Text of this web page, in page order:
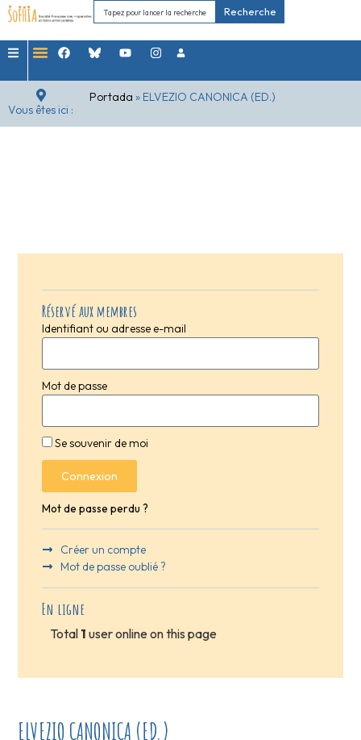
Recherche
Vous êtes ici :
Portada » ELVEZIO CANONICA (ED.)
Réservé aux membres
Identifiant ou adresse e-mail
Mot de passe
Se souvenir de moi
Connexion
Mot de passe perdu ?
Créer un compte
Mot de passe oublié ?
En ligne
Total 1 user online on this page
ELVEZIO CANONICA (ED.)